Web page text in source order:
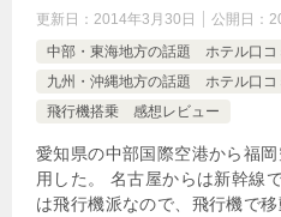
更新日： 2014年3月30日 公開日：
中部・東海地方の話題 ホテル口コ
九州・沖縄地方の話題 ホテル口コ
飛行機搭乗 感想レビュー
愛知県の中部国際空港から福
用した。 名古屋からは新幹線
は飛行機派なので、飛行機で